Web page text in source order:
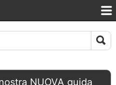
NUOVA guida